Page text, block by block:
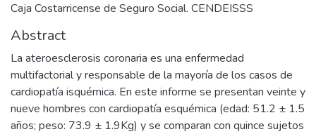
Caja Costarricense de Seguro Social. CENDEISSS
Abstract
La ateroesclerosis coronaria es una enfermedad
multifactorial y responsable de la mayoría de los casos de
cardiopatía isquémica. En este informe se presentan veinte y
nueve hombres con cardiopatía esquémica (edad: 51.2 ± 1.5
años; peso: 73.9 ± 1.9Kg) y se comparan con quince sujetos